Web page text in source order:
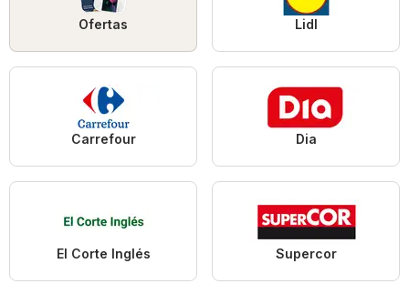
Ofertas Lidl
Carrefour Dia
El Corte Inglés Supercor